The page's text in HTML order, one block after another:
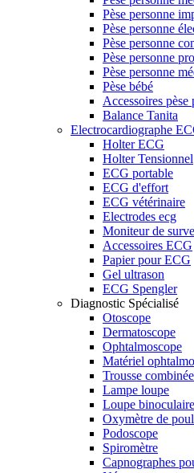
Pèse personne
Pèse personne
Pèse personne
Pèse personne
Pèse personne
Pèse bébé
Accessoires pèse
Balance Tanita
Electrocardiographe
Holter ECG
Holter Tensionnel
ECG portable
ECG d'effort
ECG vétérinaire
Electrodes ecg
Moniteur de
Accessoires ECG
Papier pour ECG
Gel ultrason
ECG Spengler
Diagnostic Spécialisé
Otoscope
Dermatoscope
Ophtalmoscope
Matériel
Trousse combinée
Lampe loupe
Loupe binoculaire
Oxymètre de
Podoscope
Spiromètre
Capnographes